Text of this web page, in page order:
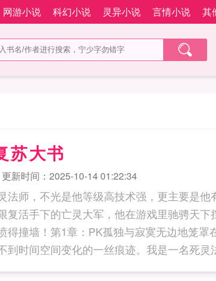
网游小说 科幻小说 灵异小说 言情小说 其
苏大书
更新时间：2025-10-14 01:22:34
法师，不光是他等级高技术强，更主要是
复活手下的亡灵大军，他在游戏里驰骋天
得撞墙！第1章：PK孤独与寂寞无边地笼罩
到时间空间变化的一丝痕迹。我是一名死